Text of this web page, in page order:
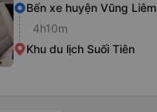
Bến xe huyện Vũng Liêm
4h10m
Khu du lịch Suối Tiên